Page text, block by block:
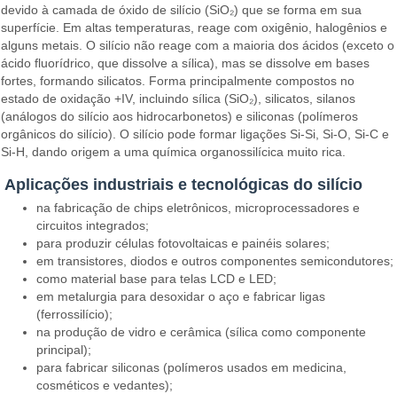
devido à camada de óxido de silício (SiO₂) que se forma em sua
superfície. Em altas temperaturas, reage com oxigênio, halogênios e
alguns metais. O silício não reage com a maioria dos ácidos (exceto o
ácido fluorídrico, que dissolve a sílica), mas se dissolve em bases
fortes, formando silicatos. Forma principalmente compostos no
estado de oxidação +IV, incluindo sílica (SiO₂), silicatos, silanos
(análogos do silício aos hidrocarbonetos) e siliconas (polímeros
orgânicos do silício). O silício pode formar ligações Si-Si, Si-O, Si-C e
Si-H, dando origem a uma química organossilícica muito rica.
Aplicações industriais e tecnológicas do silício
na fabricação de chips eletrônicos, microprocessadores e
circuitos integrados;
para produzir células fotovoltaicas e painéis solares;
em transistores, diodos e outros componentes semicondutores;
como material base para telas LCD e LED;
em metalurgia para desoxidar o aço e fabricar ligas
(ferrossilício);
na produção de vidro e cerâmica (sílica como componente
principal);
para fabricar siliconas (polímeros usados em medicina,
cosméticos e vedantes);